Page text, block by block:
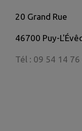
20 Grand Rue
46700 Puy-
Tél : 09 54 14 76